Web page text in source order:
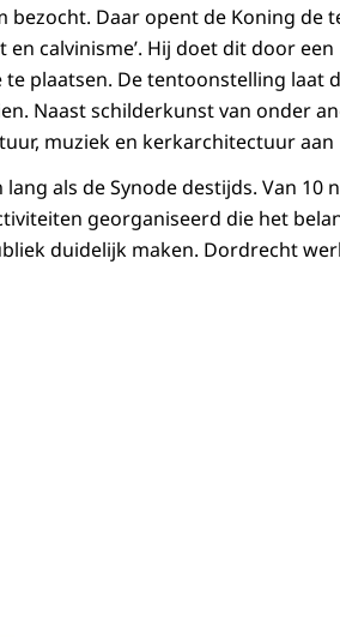
Daar opent de Koning de
calvinisme’. Hij doet dit door
plaatsen. De tentoonstelling laat
Naast schilderkunst van onder
muziek en kerkarchitectuur aan
lang als de Synode destijds. Van 10
georganiseerd die het
duidelijk maken. Dordrecht